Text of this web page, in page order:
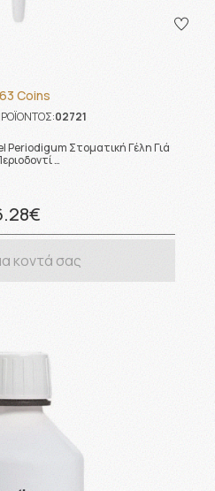
Coins
02721
Periodigum Στοματική Γέλη Γιά
…
κοντά σας